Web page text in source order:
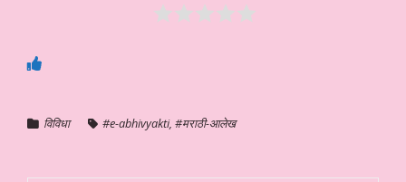
विविधा #e-abhivyakti, #मराठी-आलेख